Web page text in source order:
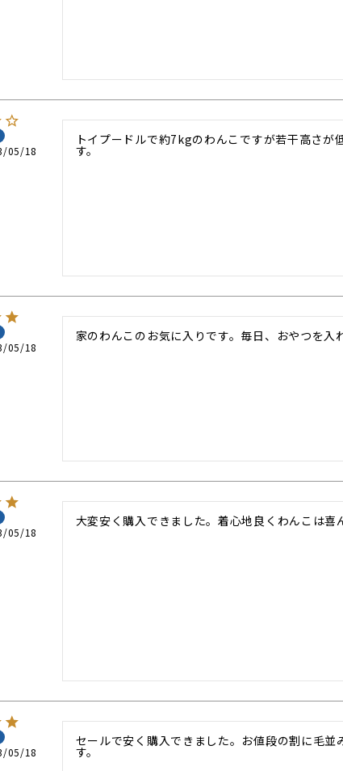
05/18
トイプードルで約7kgのわんこですが若干高さが
す。
05/18
家のわんこのお気に入りです。毎日、おやつを入
05/18
大変安く購入できました。着心地良くわんこは喜
05/18
セールで安く購入できました。お値段の割に毛並
す。